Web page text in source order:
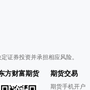
证券投资并承担相应风险。
方财富期货 期货交易
期货手机开户